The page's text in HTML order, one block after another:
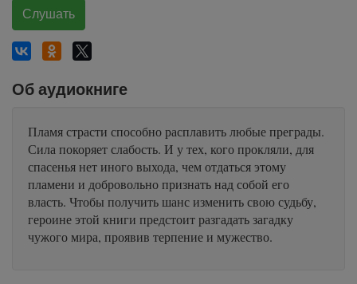
Слушать
Об аудиокниге
Пламя страсти способно расплавить любые преграды.
Сила покоряет слабость. И у тех, кого прокляли, для
спасенья нет иного выхода, чем отдаться этому
пламени и добровольно признать над собой его
власть. Чтобы получить шанс изменить свою судьбу,
героине этой книги предстоит разгадать загадку
чужого мира, проявив терпение и мужество.